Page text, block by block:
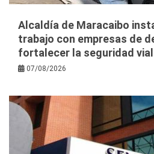
Alcaldía de Maracaibo
trabajo con empresas de
fortalecer la seguridad vial
07/08/2026